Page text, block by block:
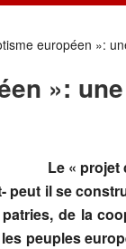
européen »:
»:
Le «
il se
de la
peuples